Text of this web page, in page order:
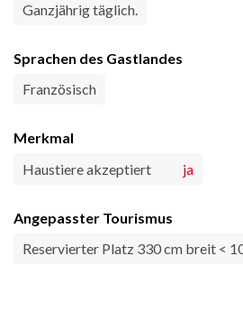
Ganzjährig täglich.
Sprachen des Gastlandes
Französisch
Merkmal
Haustiere akzeptiert
ja
Angepasster Tourismus
Reservierter Platz 330 cm breit <